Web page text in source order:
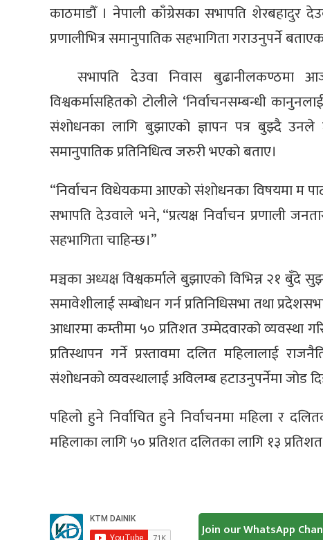
काठमाडौँ । नेपाली काँग्रेसका सभापति शेरबहादुर
प्रणालीभित्र समानुपातिक सहभागिता गराउनुपर्ने
सभापति देउवा निवास बुढानीलकण्ठमा
विश्वकर्मासहितको टोलीले ‘निर्वाचनसम्बन्धी
संशोधनका लागि बुझाएको ज्ञापन पत्र बुझ्दै उनले
समानुपातिक प्रतिनिधित्व जरुरी भएको बताए।
“निर्वाचन विधेयकमा आएको संशोधनका विषयमा म
सभापति देउवाले भने, “प्रत्यक्ष निर्वाचन प्रणाली
सहभागिता चाहिन्छ।”
मञ्चका अध्यक्ष विश्वकर्माले बुझाएको विभिन्न २१ बुँदे
समावेशीलाई सम्बोधन गर्न प्रतिनिधिसभा तथा
आधारमा कम्तीमा ५० प्रतिशत उम्मेदवारको व्यवस्था
प्रतिस्थापन गर्ने प्रस्तावमा दलित महिलालाई
संशोधनको व्यवस्थालाई अविलम्ब हटाउनुपर्नेमा जोड
पहिलो हुने निर्वाचित हुने निर्वाचनमा महिला र
महिलाका लागि ५० प्रतिशत दलितका लागि १३
Join our WhatsApp